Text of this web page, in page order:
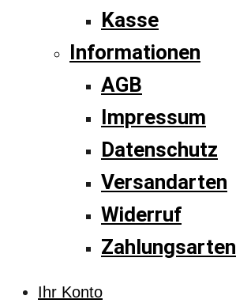
Kasse
Informationen
AGB
Impressum
Datenschutz
Versandarten
Widerruf
Zahlungsarten
Ihr Konto